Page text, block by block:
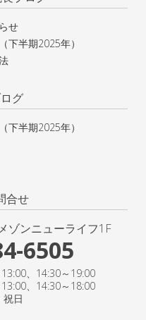
せ
下半期2025年）
グ
下半期2025年）
合せ
ゾンニューライフ1F
6505
、14:30～19:00
、14:30～18:00
祝日